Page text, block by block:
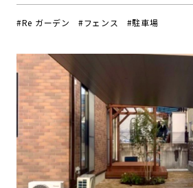
Re ガーデン フェンス 駐車場